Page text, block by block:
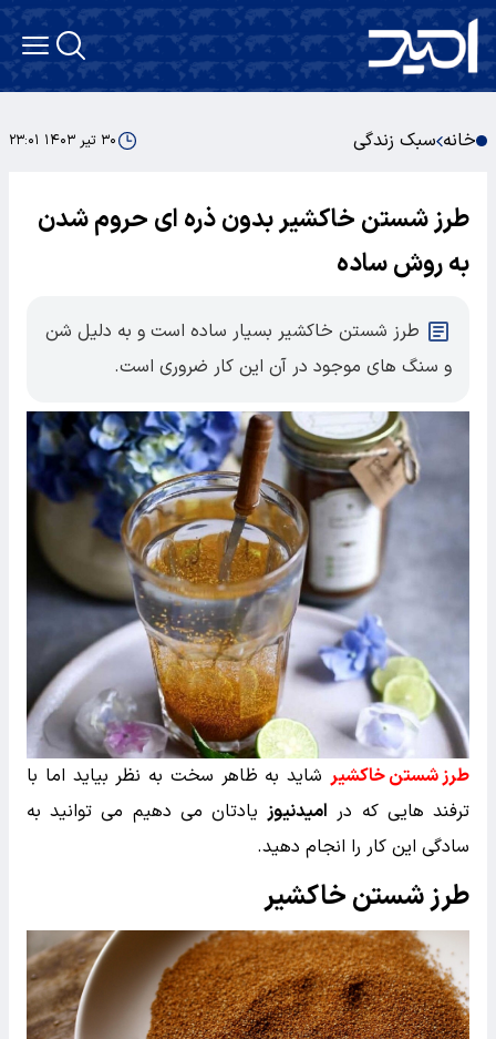
خانه سبک زندگی ۳۰ تیر ۱۴۰۳ ۲۳:۰۱
طرز شستن خاکشیر بدون ذره ای حروم شدن
به روش ساده
طرز شستن خاکشیر بسیار ساده است و به دلیل شن
و سنگ های موجود در آن این کار ضروری است.
طرز شستن خاکشیر شاید به ظاهر سخت به نظر بیاید اما با
ترفند هایی که در امیدنیوزیادتان می دهیم می توانید به
سادگی این کار را انجام دهید.
طرز شستن خاکشیر